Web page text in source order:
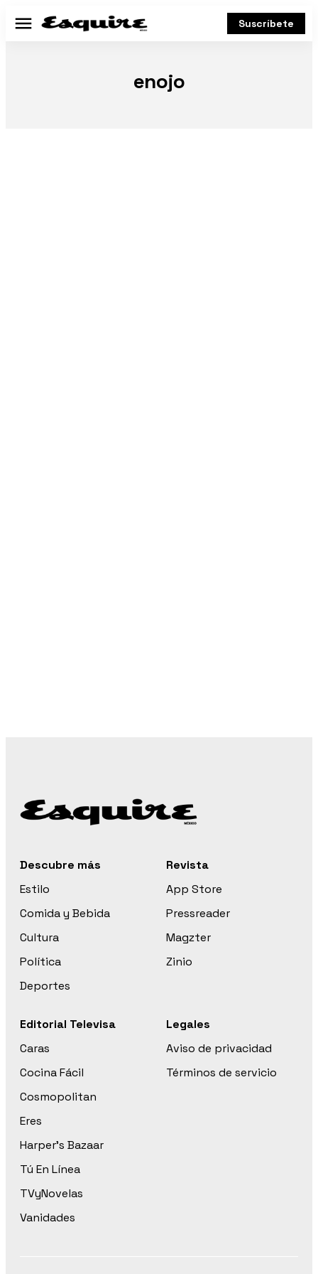
Menú Suscríbete
enojo
Descubre más
Estilo
Comida y Bebida
Cultura
Política
Deportes
Revista
App Store
Pressreader
Magzter
Zinio
Editorial Televisa
Caras
Cocina Fácil
Cosmopolitan
Eres
Harper’s Bazaar
Tú En Línea
TVyNovelas
Vanidades
Legales
Aviso de privacidad
Términos de servicio